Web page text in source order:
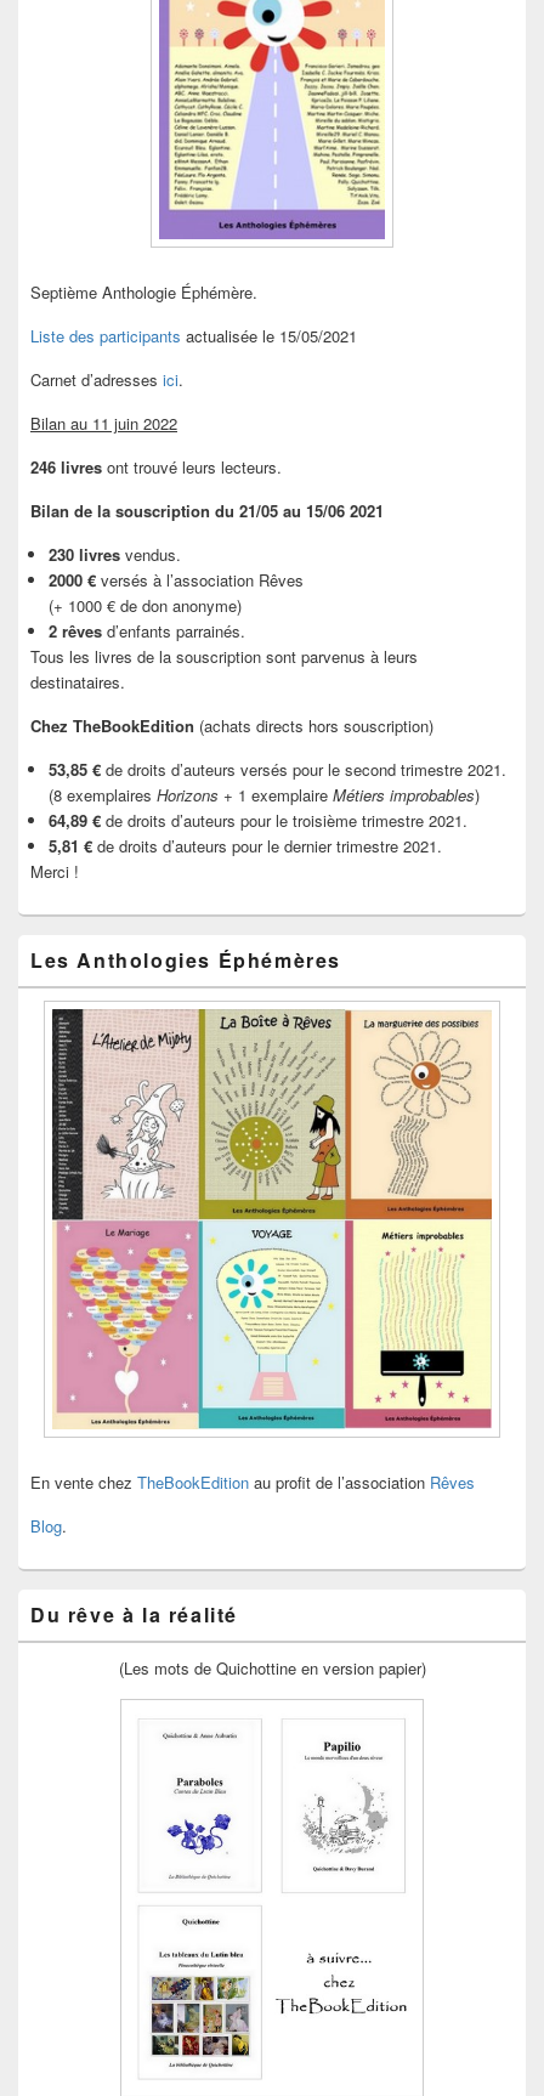
Septième Anthologie Éphémère.
Liste des participants actualisée le 15/05/2021
Carnet d’adresses ici.
Bilan au 11 juin 2022
246 livres ont trouvé leurs lecteurs.
Bilan de la souscription du 21/05 au 15/06 2021
230 livres vendus.
2000 € versés à l’association Rêves
(+ 1000 € de don anonyme)
2 rêves d’enfants parrainés.
Tous les livres de la souscription sont parvenus à leurs
destinataires.
Chez TheBookEdition (achats directs hors souscription)
53,85 € de droits d’auteurs versés pour le second trimestre 2021.
(8 exemplaires Horizons + 1 exemplaire Métiers improbables)
64,89 € de droits d’auteurs pour le troisième trimestre 2021.
5,81 € de droits d’auteurs pour le dernier trimestre 2021.
Merci !
Les Anthologies Éphémères
En vente chez TheBookEdition au profit de l’association Rêves
Blog.
Du rêve à la réalité
(Les mots de Quichottine en version papier)